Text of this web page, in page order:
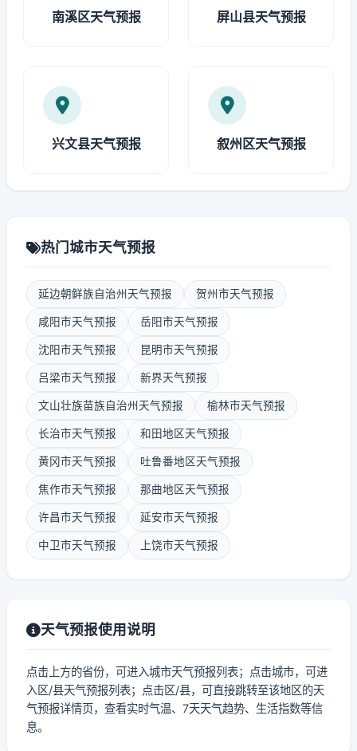
南溪区天气预报 屏山县天气预报
兴文县天气预报 叙州区天气预报
热门城市天气预报
延边朝鲜族自治州天气预报 贺州市天气预报
咸阳市天气预报 岳阳市天气预报
沈阳市天气预报 昆明市天气预报
吕梁市天气预报 新界天气预报
文山壮族苗族自治州天气预报 榆林市天气预报
长治市天气预报 和田地区天气预报
黄冈市天气预报 吐鲁番地区天气预报
焦作市天气预报 那曲地区天气预报
许昌市天气预报 延安市天气预报
中卫市天气预报 上饶市天气预报
天气预报使用说明
点击上方的省份，可进入城市天气预报列表；点击城市，可进
入区/县天气预报列表；点击区/县，可直接跳转至该地区的天
气预报详情页，查看实时气温、7天天气趋势、生活指数等信
息。